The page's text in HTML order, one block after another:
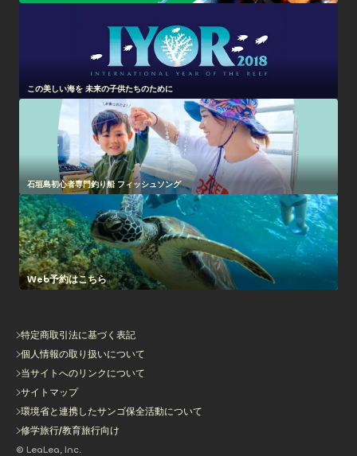
この美しい海を 未来の子供たちのために
石垣島初心者専門釣り船 フィッシュソング
Web予約はこちら
特定商取引法に基づく表記
個人情報の取り扱いについて
当サイトへのリンクについて
サイトマップ
環境省と連携したサンゴ保全活動について
修学旅行/教育旅行向け
© LeaLea, Inc.